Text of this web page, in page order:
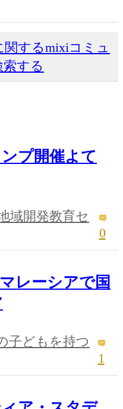
関するmixiコミュ
する
プ開催よて
域開発教育セ
0
レーシアで国
子どもを持つ
1